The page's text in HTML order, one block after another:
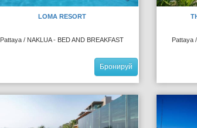
LOMA RESORT
Pattaya / NAKLUA - BED AND BREAKFAST
Бронируй
Pattaya